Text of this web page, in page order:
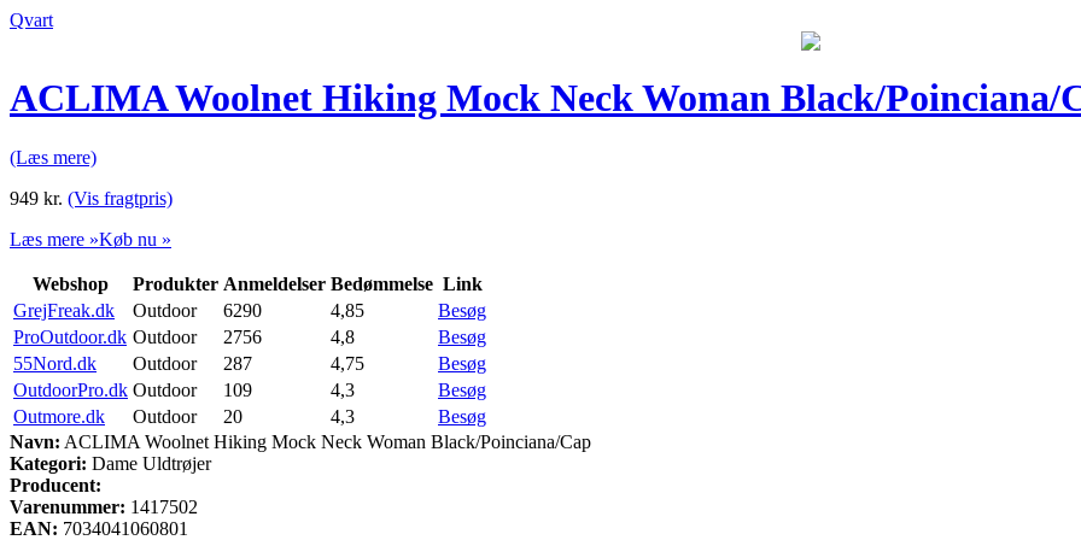
Qvart
ACLIMA Woolnet Hiking Mock Neck Woman Black/Poinciana/
(Læs mere)
949 kr. (Vis fragtpris)
Læs mere »Køb nu »
Webshop Produkter Anmeldelser Bedømmelse Link
GrejFreak.dk
Outdoor 6290 4,85
Besøg
ProOutdoor.dk Outdoor 2756 4,8
Besøg
55Nord.dk
Outdoor 287 4,75
Besøg
OutdoorPro.dk Outdoor 109 4,3
Besøg
Outmore.dk
Outdoor 20 4,3
Besøg
Navn: ACLIMA Woolnet Hiking Mock Neck Woman Black/Poinciana/Cap
Kategori: Dame Uldtrøjer
Producent:
Varenummer: 1417502
EAN: 7034041060801